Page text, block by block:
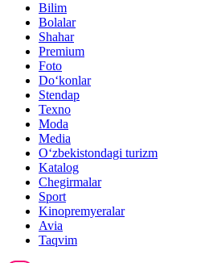
Bilim
Bolalar
Shahar
Premium
Foto
Do‘konlar
Stendap
Texno
Moda
Media
O‘zbekistondagi turizm
Katalog
Chegirmalar
Sport
Kinopremyeralar
Avia
Taqvim